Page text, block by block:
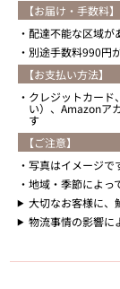
【お届け・手数料】
配達不能な区域が
別途手数料990円
【お支払い方法】
クレジットカード
い）、Amazonア
す
【ご注意】
写真はイメージで
地域・季節によっ
大切なお客様に、
物流事情の影響に